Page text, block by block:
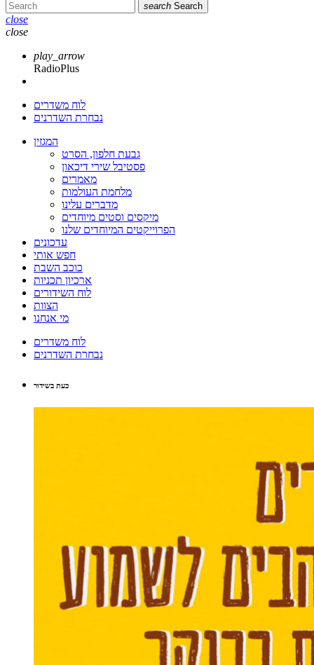
search Search
close
close
play_arrow
RadioPlus
לוח משדרים
נבחרת השדרנים
המגזין
גבעת חלפון, הסרט
פסטיבל שירי דיכאון
מאמרים
מלחמת העולמות
מדברים עלינו
מיקסים וסטים מיוחדים
הפרוייקטים המיוחדים שלנו
עדכונים
חפש אותי
כוכב השבת
ארכיון תכניות
לוח השידורים
הצוות
מי אנחנו
לוח משדרים
נבחרת השדרנים
כעת בשידור